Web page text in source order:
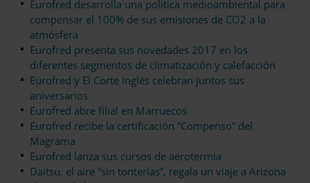
Eurofred desarrolla una política medioambiental para
compensar el 100% de sus emisiones de CO2 a la
atmósfera
Eurofred presenta sus novedades 2017 en los
diferentes segmentos de climatización y calefacción
Eurofred y El Corte Inglés celebran juntos sus
aniversarios
Eurofred abre filial en Marruecos
Eurofred recibe la certificación “Compenso” del
Magrama
Eurofred lanza sus cursos de aerotermia
Daitsu, el aire “sin tonterías”, regala un viaje a Arizona